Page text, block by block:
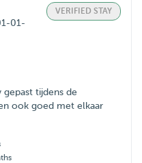
01-
VERIFIED STAY
tijdens de
ook goed met elkaar